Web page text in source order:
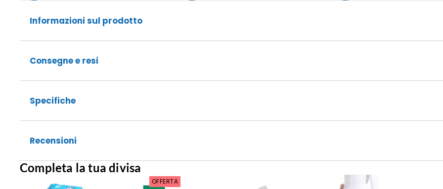
Informazioni sul prodotto
Consegne e resi
Specifiche
Recensioni
Completa la tua divisa
OFFERTA